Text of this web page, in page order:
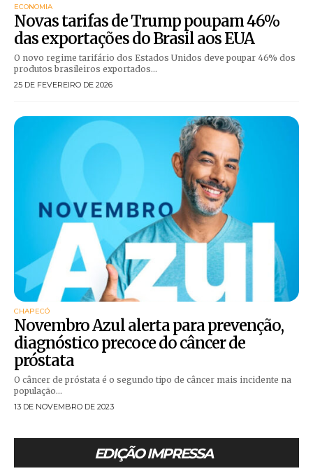
ECONOMIA
Novas tarifas de Trump poupam 46%
das exportações do Brasil aos EUA
O novo regime tarifário dos Estados Unidos deve poupar 46% dos
produtos brasileiros exportados...
25 DE FEVEREIRO DE 2026
CHAPECÓ
Novembro Azul alerta para prevenção,
diagnóstico precoce do câncer de
próstata
O câncer de próstata é o segundo tipo de câncer mais incidente na
população...
13 DE NOVEMBRO DE 2023
EDIÇÃO IMPRESSA